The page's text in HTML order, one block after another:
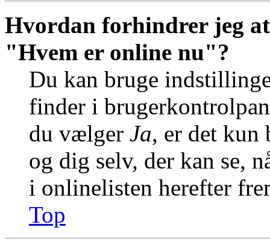
Hvordan forhindrer jeg
"Hvem er online nu"?
Du kan bruge
finder i
du vælger Ja, er det kun
og dig selv, der kan se,
i onlinelisten herefter
Top